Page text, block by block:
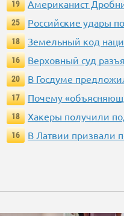
19 Американист
25
Российские удары
18
Земельный код
16
Верховный суд
20
В Госдуме
17
Почему
18
Хакеры получили
16
В Латвии призвали